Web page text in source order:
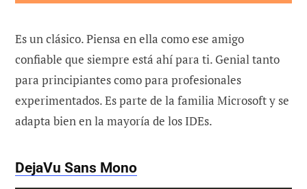
Es un clásico. Piensa en ella como ese amigo
confiable que siempre está ahí para ti. Genial tanto
para principiantes como para profesionales
experimentados. Es parte de la familia Microsoft y se
adapta bien en la mayoría de los IDEs.
DejaVu Sans Mono